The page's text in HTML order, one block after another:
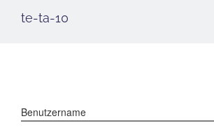
te-ta-10
Benutzername